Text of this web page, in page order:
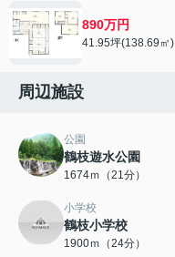
890万円
41.95坪(138.69㎡)
周辺施設
公園
鶴枝遊水公園
1674ｍ（21分）
小学校
鶴枝小学校
1900ｍ（24分）